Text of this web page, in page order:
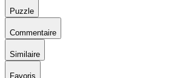
Puzzle
Commentaire
Similaire
Favoris